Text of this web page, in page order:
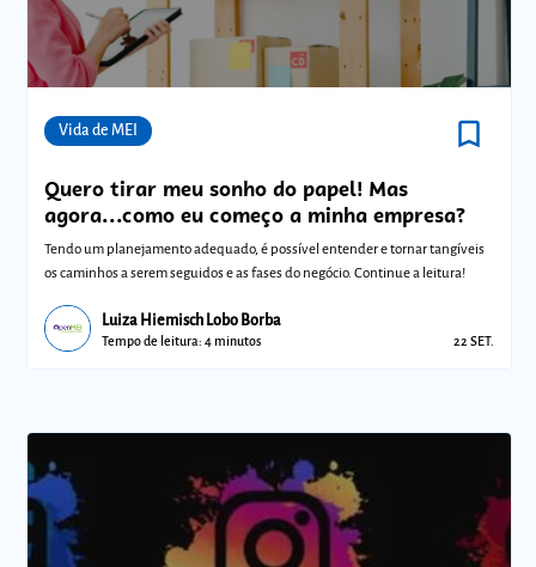
Vida de MEI bookmark_border
Quero tirar meu sonho do papel! Mas
agora...como eu começo a minha empresa?
Tendo um planejamento adequado, é possível entender e tornar tangíveis
os caminhos a serem seguidos e as fases do negócio. Continue a leitura!
Luiza Hiemisch Lobo Borba
Tempo de leitura: 4 minutos 22 SET.